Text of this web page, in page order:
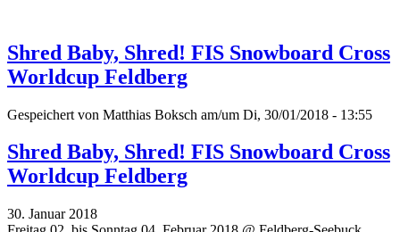
Shred Baby, Shred! FIS Snowboard Cross
Worldcup Feldberg
Gespeichert von Matthias Boksch am/um Di, 30/01/2018 - 13:55
Shred Baby, Shred! FIS Snowboard Cross
Worldcup Feldberg
30. Januar 2018